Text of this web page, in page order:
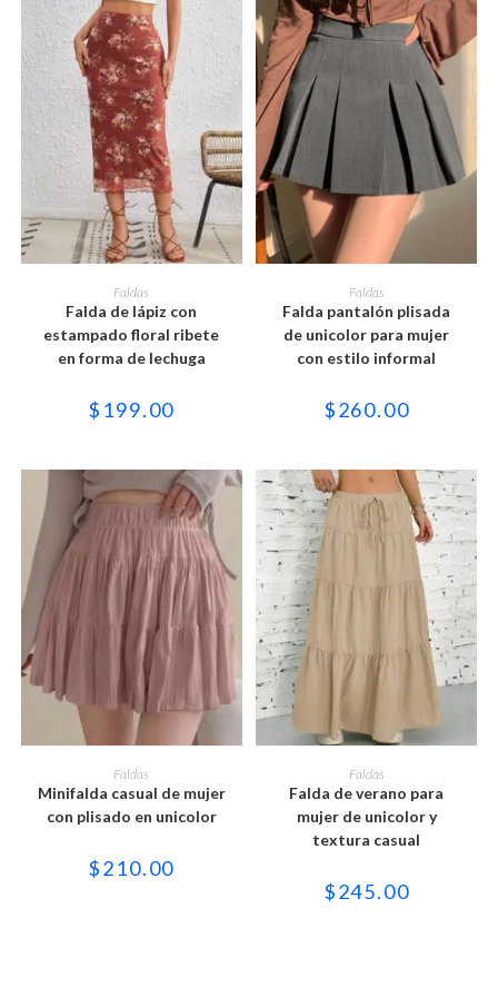
de
producto
de
producto
SELECCIONAR OPCIONES
Este
producto
tiene
múltiples
variantes.
opciones
elegir
de
producto
Faldas
Falda de lápiz con
estampado floral ribete
en forma de lechuga
$ 199.00
SELECCIONAR OPCIONES
Este
producto
tiene
múltiples
variantes.
Las
opciones
elegir
de
producto
Faldas
Falda pantalón plisada
de unicolor para mujer
con estilo informal
$260.00
SELECCIONAR OPCIONES
producto
tiene
múltiples
variantes.
se
pueden
Faldas
Minifalda casual de mujer
con plisado en unicolor
$210.00
SELECCIONAR OPCIONES
producto
tiene
múltiples
variantes.
opciones
elegir
Faldas
Falda de verano para
mujer de unicolor y
textura casual
$245.00